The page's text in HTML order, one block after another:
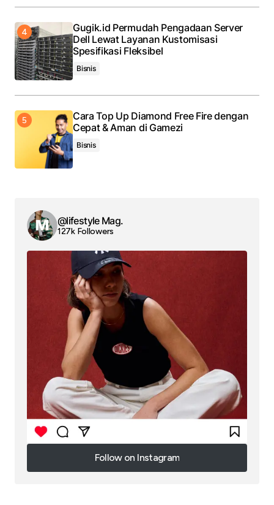
Gugik.id Permudah Pengadaan Server
Dell Lewat Layanan Kustomisasi
Spesifikasi Fleksibel
Bisnis
Cara Top Up Diamond Free Fire dengan
Cepat & Aman di Gamezi
Bisnis
@lifestyle Mag.
127k Followers
Follow on Instagram
Follow on Instagram